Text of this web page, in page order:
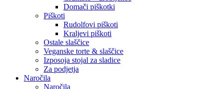
Domači piškotki
Piškoti
Rudolfovi piškoti
Kraljevi piškoti
Ostale slaščice
Veganske torte & slaščice
Izposoja stojal za sladice
Za podjetja
Naročila
Naročila